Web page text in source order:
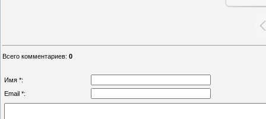
Всего комментариев: 0
Имя *:
Email *: